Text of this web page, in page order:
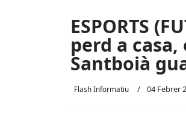
ESPORTS
perd a casa,
Santboià
Flash Informatiu 04 Febrer